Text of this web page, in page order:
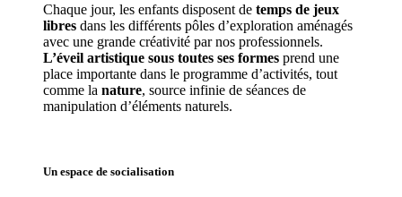
Chaque jour, les enfants disposent de temps de jeux
libres dans les différents pôles d’exploration aménagés
L’éveil artistique sous toutes ses formes prend une
place importante dans le programme d’activités, tout
comme la nature, source infinie de séances de
manipulation d’éléments naturels.
Un espace de socialisation